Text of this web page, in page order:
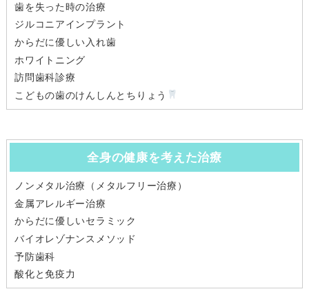
歯を失った時の治療
ジルコニアインプラント
からだに優しい入れ歯
ホワイトニング
訪問歯科診療
こどもの歯のけんしんとちりょう
全身の健康を考えた治療
ノンメタル治療（メタルフリー治療）
金属アレルギー治療
からだに優しいセラミック
バイオレゾナンスメソッド
予防歯科
酸化と免疫力